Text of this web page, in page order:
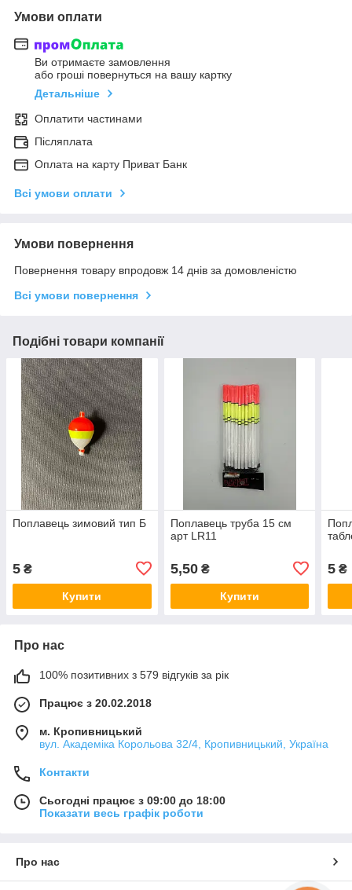
Умови оплати
Ви отримаєте замовлення
або гроші повернуться на вашу картку
Детальніше
Оплатити частинами
Післяплата
Оплата на карту Приват Банк
Всі умови оплати
Умови повернення
Повернення товару впродовж 14 днів за домовленістю
Всі умови повернення
Подібні товари компанії
Поплавець зимовий тип Б
5 ₴
Купити
Поплавець труба 15 см
арт LR11
5,50₴
Купити
5 ₴
Про нас
100% позитивних з 579 відгуків за рік
Працює з 20.02.2018
м. Кропивницький
вул. Академіка Корольова 32/4, Кропивницький, Україна
Контакти
Сьогодні працює з 09:00 до 18:00
Показати весь графік роботи
Про нас